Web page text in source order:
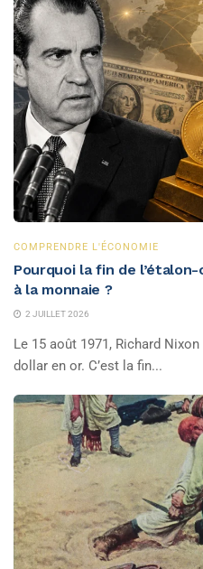
COMPRENDRE L'ÉCONOMIE
Pourquoi la fin de
à la monnaie ?
2 JUILLET 2026
Le 15 août 1971, Richard
dollar en or. C’est la fin...